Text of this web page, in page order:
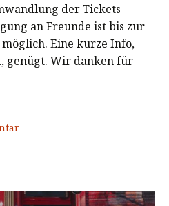
der Tickets
an Freunde ist bis zur
Eine kurze Info,
genügt. Wir danken für